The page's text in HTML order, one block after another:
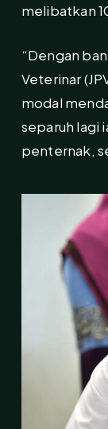
melibatkan
“Dengan
Veterinar
modal
separuh lagi
penternak,